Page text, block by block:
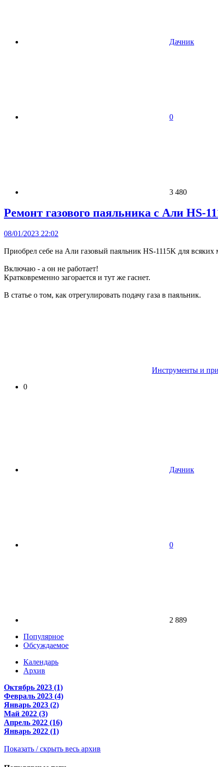
Дачник
0
3 480
Ремонт газового паяльника с Али HS-
08/01/2023 22:02
Приобрел себе на Али газовый паяльник HS-1115K для
Включаю - а он не работает!
Кратковременно загорается и тут же гаснет.
В статье о том, как отрегулировать подачу газа в паяльник.
Инструменты и
0
Дачник
0
2 889
Популярное
Обсуждаемое
Календарь
Архив
Октябрь 2023 (1)
Февраль 2023 (4)
Январь 2023 (2)
Май 2022 (3)
Апрель 2022 (16)
Январь 2022 (1)
Показать / скрыть весь архив